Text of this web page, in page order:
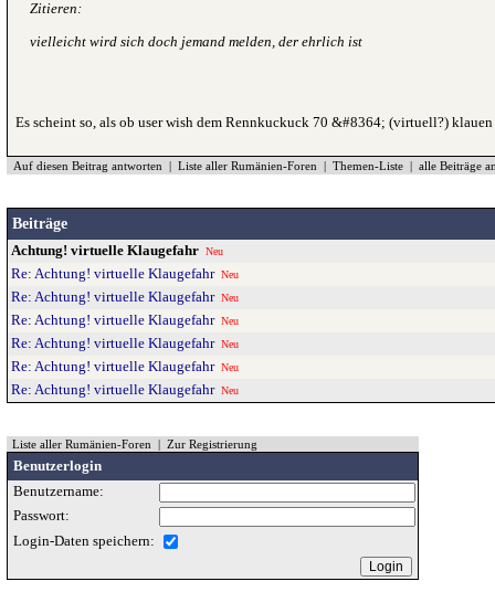
Zitieren:
vielleicht wird sich doch jemand melden, der ehrlich ist
Es scheint so, als ob user wish dem Rennkuckuck 70 &#8364; (virtuell?)
Auf diesen Beitrag antworten |Liste aller Rumänien-Foren |Themen-Liste |alle Beiträge
Beiträge
Achtung! virtuelle Klaugefahr Neu
Re: Achtung! virtuelle Klaugefahr Neu
Re: Achtung! virtuelle Klaugefahr Neu
Re: Achtung! virtuelle Klaugefahr Neu
Re: Achtung! virtuelle Klaugefahr Neu
Re: Achtung! virtuelle Klaugefahr Neu
Re: Achtung! virtuelle Klaugefahr Neu
Liste aller Rumänien-Foren |Zur Registrierung
Benutzerlogin
Benutzername:
Passwort:
Login-Daten speichern: